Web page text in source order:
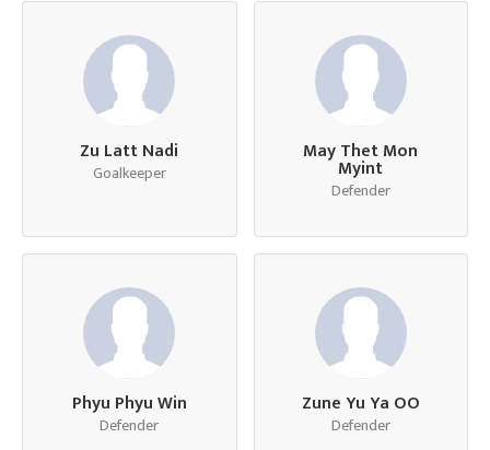
Zu Latt Nadi
Goalkeeper
May Thet Mon
Myint
Defender
Phyu Phyu Win
Defender
Zune Yu Ya OO
Defender